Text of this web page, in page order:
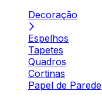
Decoração
Espelhos
Tapetes
Quadros
Cortinas
Papel de Parede